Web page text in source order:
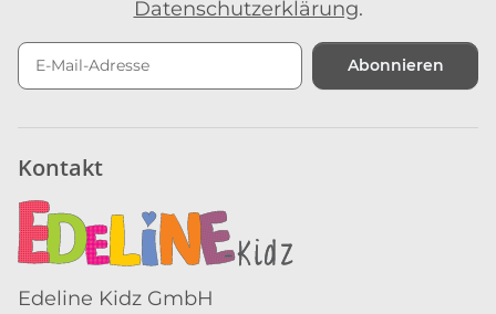
Datenschutzerklärung.
Abonnieren
Kontakt
Edeline Kidz GmbH